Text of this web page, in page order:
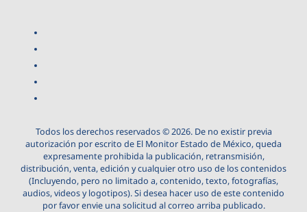
Todos los derechos reservados © 2026. De no existir previa
autorización por escrito de El Monitor Estado de México, queda
expresamente prohibida la publicación, retransmisión,
distribución, venta, edición y cualquier otro uso de los contenidos
(Incluyendo, pero no limitado a, contenido, texto, fotografías,
audios, videos y logotipos). Si desea hacer uso de este contenido
por favor envie una solicitud al correo arriba publicado.